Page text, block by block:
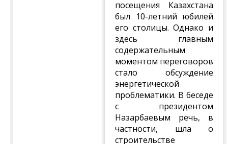
посещения Казахстана
был 10-летний юбилей
его столицы. Однако и
здесь главным
содержательным
моментом переговоров
стало обсуждение
энергетической
проблематики. В беседе
с президентом
Назарбаевым речь, в
частности, шла о
строительстве